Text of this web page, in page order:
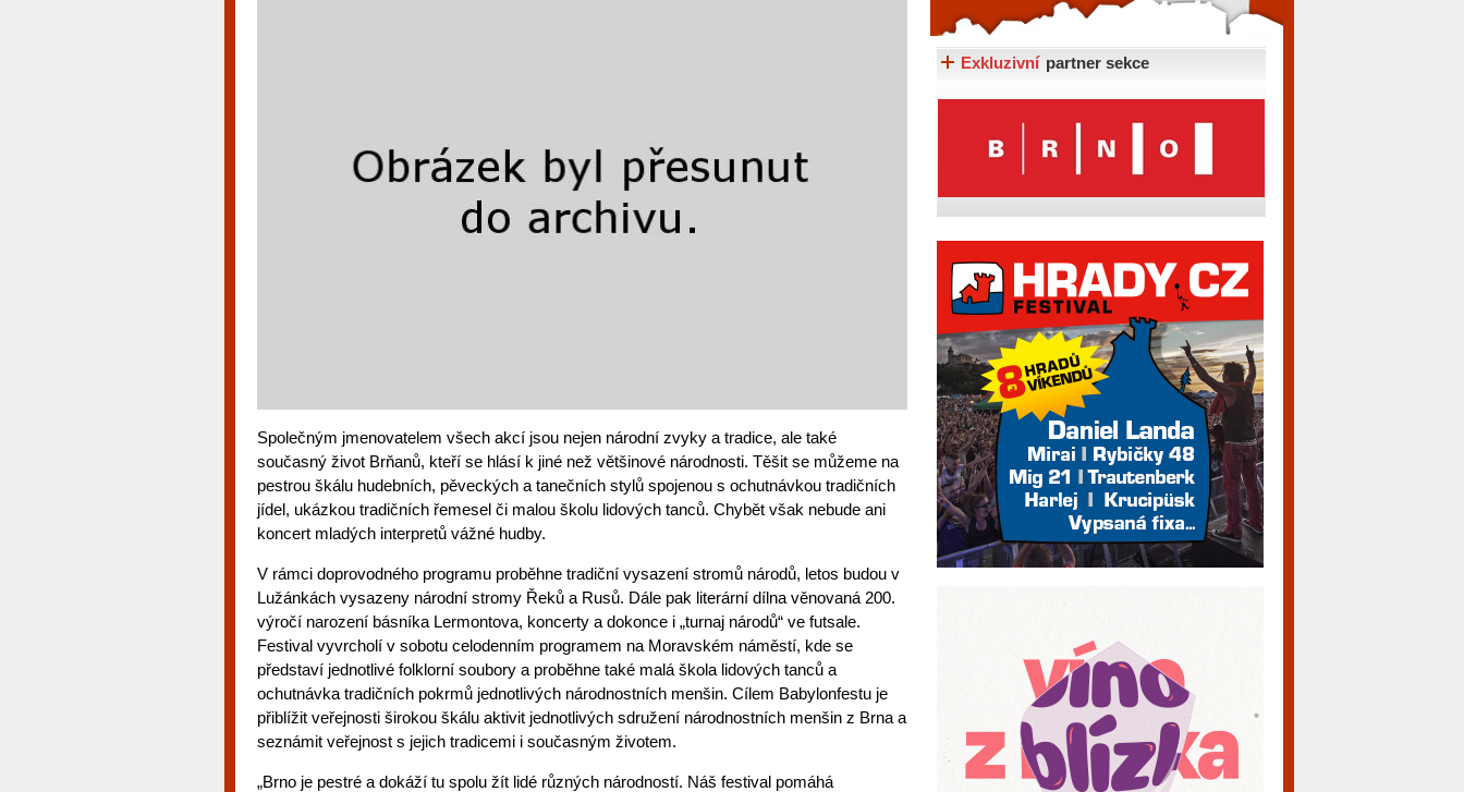
Společným jmenovatelem všech akcí jsou nejen národní zvyky a tradice, ale také
současný život Brňanů, kteří se hlásí k jiné než většinové národnosti. Těšit se můžeme na
pestrou škálu hudebních, pěveckých a tanečních stylů spojenou s ochutnávkou tradičních
jídel, ukázkou tradičních řemesel či malou školu lidových tanců. Chybět však nebude ani
koncert mladých interpretů vážné hudby.
V rámci doprovodného programu proběhne tradiční vysazení stromů národů, letos budou v
Lužánkách vysazeny národní stromy Řeků a Rusů. Dále pak literární dílna věnovaná 200.
výročí narození básníka Lermontova, koncerty a dokonce i „turnaj národů“ ve futsale.
Festival vyvrcholí v sobotu celodenním programem na Moravském náměstí, kde se
představí jednotlivé folklorní soubory a proběhne také malá škola lidových tanců a
ochutnávka tradičních pokrmů jednotlivých národnostních menšin. Cílem Babylonfestu je
přiblížit veřejnosti širokou škálu aktivit jednotlivých sdružení národnostních menšin z Brna a
seznámit veřejnost s jejich tradicemi i současným životem.
„Brno je pestré a dokáží tu spolu žít lidé různých národností. Náš festival pomáhá
Exkluzivní partner sekce